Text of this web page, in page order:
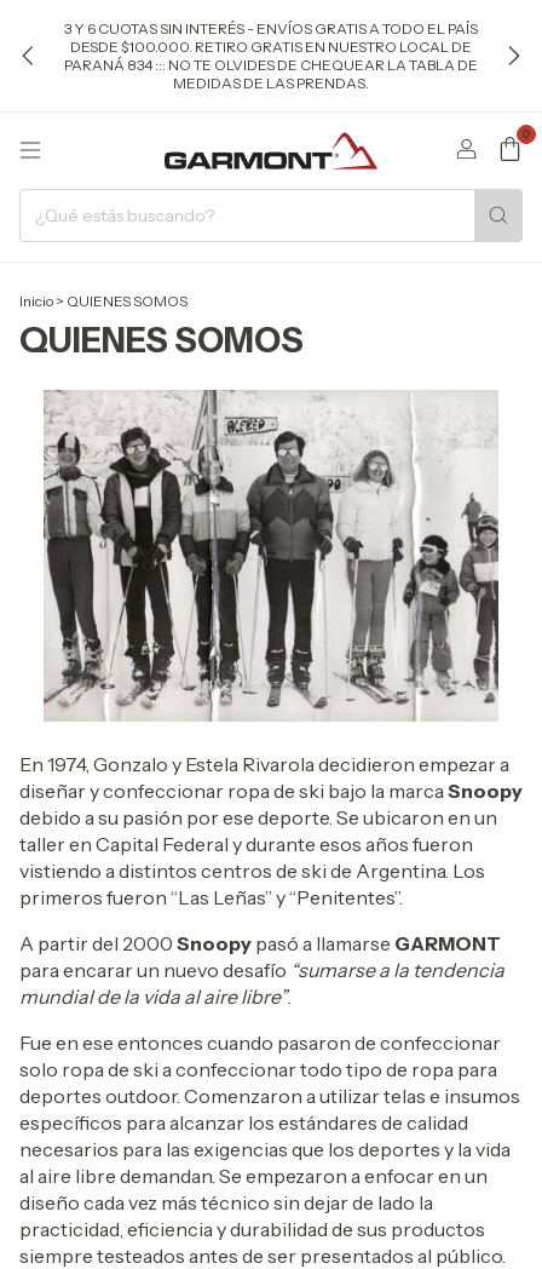
3 Y 6 CUOTAS SIN INTERÉS - ENVÍOS GRATIS A TODO EL PAÍS
DESDE $100.000. RETIRO GRATIS EN NUESTRO LOCAL DE
PARANÁ 834 ::: NO TE OLVIDES DE CHEQUEAR LA TABLA DE
MEDIDAS DE LAS PRENDAS.
0
Inicio > QUIENES SOMOS
QUIENES SOMOS
En 1974, Gonzalo y Estela Rivarola decidieron empezar a
diseñar y confeccionar ropa de ski bajo la marca Snoopy
debido a su pasión por ese deporte. Se ubicaron en un
taller en Capital Federal y durante esos años fueron
vistiendo a distintos centros de ski de Argentina. Los
primeros fueron “Las Leñas” y “Penitentes”.
A partir del 2000 Snoopy pasó a llamarse GARMONT
para encarar un nuevo desafío “sumarse a la tendencia
mundial de la vida al aire libre”.
Fue en ese entonces cuando pasaron de confeccionar
solo ropa de ski a confeccionar todo tipo de ropa para
deportes outdoor. Comenzaron a utilizar telas e insumos
específicos para alcanzar los estándares de calidad
necesarios para las exigencias que los deportes y la vida
al aire libre demandan. Se empezaron a enfocar en un
diseño cada vez más técnico sin dejar de lado la
practicidad, eficiencia y durabilidad de sus productos
siempre testeados antes de ser presentados al público.